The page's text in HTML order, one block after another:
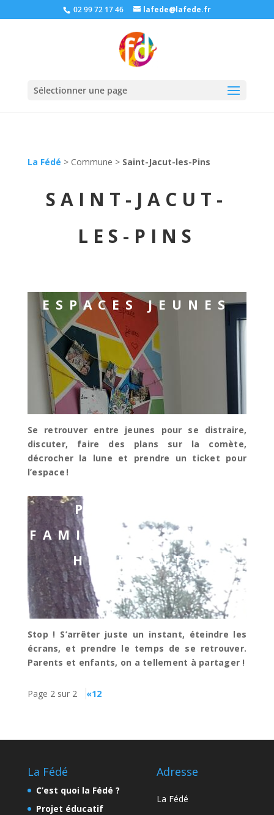
02 99 72 17 46 lafede@lafede.fr
Sélectionner une page
La Fédé > Commune > Saint-Jacut-les-Pins
SAINT-JACUT-
LES-PINS
ESPACES JEUNES
Se retrouver entre jeunes pour se distraire,
discuter, faire des plans sur la comète,
décrocher la lune et prendre un ticket pour
l’espace !
PAUSES EN
FAMILLE ET ENTRE
HABITANTS
Stop ! S’arrêter juste un instant, éteindre les
écrans, et prendre le temps de se retrouver.
Parents et enfants, on a tellement à partager !
Page 2 sur 2 «12
La Fédé
C’est quoi la Fédé ?
Projet éducatif
Adresse
La Fédé